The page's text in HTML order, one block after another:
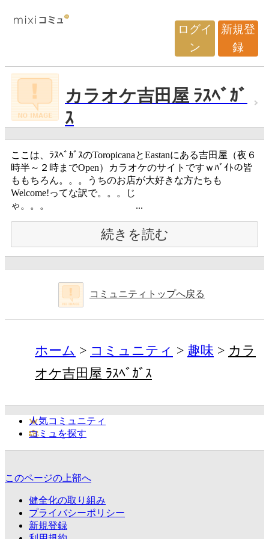
ログイ
ン
新規登
録
カラオケ吉田屋 ﾗｽﾍﾞｶﾞ
ｽ
ここは、ﾗｽﾍﾞｶﾞｽのToropicanaとEastanにある吉田屋（夜６
時半～２時までOpen）カラオケのサイトですｗﾊﾞｲﾄの皆
ももちろん。。。うちのお店が大好きな方たちも
Welcome!ってな訳で。。。じ
ゃ。。。 ...
続きを読む
コミュニティトップへ戻る
ホーム コミュニティ 趣味
カラ
オケ吉田屋 ﾗｽﾍﾞｶﾞｽ
人気コミュニティ
コミュを探す
このページの上部へ
健全化の取り組み
プライバシーポリシー
新規登録